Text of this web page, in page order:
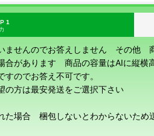
1
ませんのでお答えしません その他
合があります 商品の容量はAIに縦横
のでお答え不可です。
の方は最安発送をご選択下さい
た場合 梱包しないとわからないた